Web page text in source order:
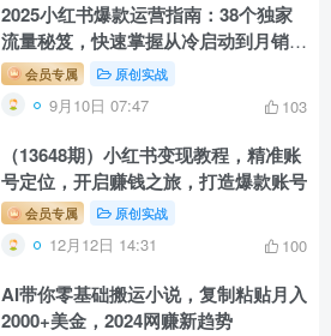
2025小红书爆款运营指南：38个独家
流量秘笈，快速掌握从冷启动到月销5
万+会员专属 原创实战
9月10日 07:47 103
（13648期）小红书变现教程，精准账
号定位，开启赚钱之旅，打造爆款账号
会员专属 原创实战
12月12日 14:31 100
AI带你零基础搬运小说，复制粘贴月入
2000+美金，2024网赚新趋势